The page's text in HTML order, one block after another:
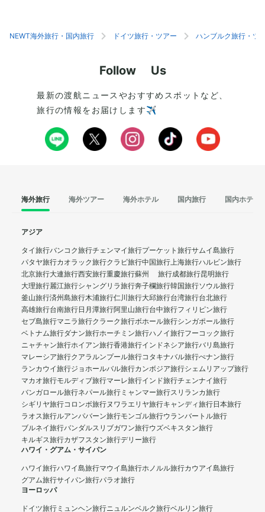
人々を驚かせます。鉄道ファンだけでなく、建築
楽が好きな方はもち
NEWT海外旅行・国内旅行 ドイツ旅行・ツアー ハンブルク旅行・ツ
Follow Us
最新の渡航ニュースやおすすめスポットなど、
旅行の情報をお届けします✈️
海外旅行 海外ツアー 海外ホテル 国内旅行 国内ホテル
アジア
タイ旅行バンコク旅行チェンマイ旅行プーケット旅行サムイ島旅行
パタヤ旅行カオラック旅行クラビ旅行中国旅行上海旅行ハルビン旅行
北京旅行大連旅行西安旅行重慶旅行蘇州 旅行成都旅行昆明旅行
大理旅行麗江旅行シャングリラ旅行奔子欄旅行韓国旅行ソウル旅行
釜山旅行済州島旅行木浦旅行仁川旅行大邱旅行台湾旅行台北旅行
高雄旅行台南旅行日月潭旅行阿里山旅行台中旅行フィリピン旅行
セブ島旅行マニラ旅行クラーク旅行ボホール旅行シンガポール旅行
ベトナム旅行ダナン旅行ホーチミン旅行ハノイ旅行フーコック旅行
ニャチャン旅行ホイアン旅行香港旅行インドネシア旅行バリ島旅行
マレーシア旅行クアラルンプール旅行コタキナバル旅行ぺナン旅行
ランカウイ旅行ジョホールバル旅行カンボジア旅行シェムリアップ旅行
マカオ旅行モルディブ旅行マーレ旅行インド旅行チェンナイ旅行
バンガロール旅行ネパール旅行 ミャンマー旅行スリランカ旅行
シギリヤ旅行コロンボ旅行ヌワラエリヤ旅行キャンディ旅行日本旅行
ラオス旅行ルアンパバーン旅行モンゴル旅行ウランバートル旅行
ブルネイ旅行バンダルスリブガワン旅行ウズベキスタン旅行
キルギス旅行カザフスタン旅行デリー旅行
ハワイ・グアム・サイパン
ハワイ旅行ハワイ島旅行マウイ島旅行ホノルル旅行カウアイ島旅行
グアム旅行サイパン旅行パラオ旅行
ヨーロッパ
ドイツ旅行 ミュンヘン旅行ニュルンベルク旅行ベルリン旅行